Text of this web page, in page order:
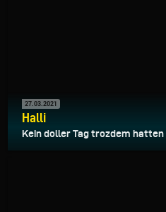
27.03.2021
Halli
Kein doller Tag trozdem hatten